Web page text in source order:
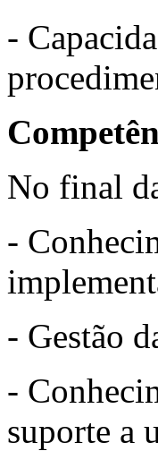
-
No final
-
- Gestão
-
suporte a